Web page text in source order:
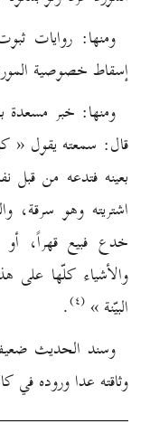
ومنها: روايات
إسقاط خصوصية
ومنها: خبر مسعدة
قال: سمعته يقول «
بعينه فتدعه من
اشتريته وهو سرقة،
خدع فبيع قهراً،
والأشياء كلّها على
البيّنة » (٤) .
وسند الحديث
وثاقته عدا وروده في